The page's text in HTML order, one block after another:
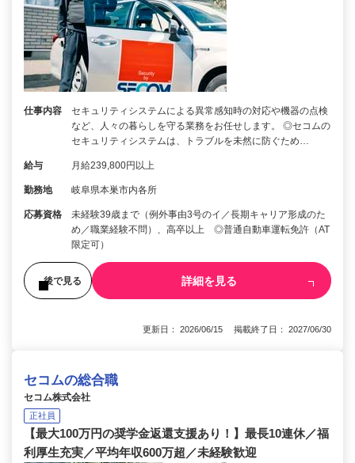
仕事内容
セキュリティシステムによる異常感知時の対応や機器の点検
など、人々の暮らしを守る業務をお任せします。 ◎セコムの
セキュリティシステムは、トラブルを未然に防ぐため…
給与 月給239,800円以上
勤務地 岐阜県本巣市内各所
応募資格
未経験39歳まで（例外事由3号のイ／長期キャリア形成のた
め／職業経験不問）、高卒以上 ◎普通自動車運転免許（AT
限定可）
後で見る 詳細を見る
更新日： 2026/06/15 掲載終了日： 2027/06/30
セコムの総合職
セコム株式会社
正社員
【最大100万円の奨学金返還支援あり！】最長10連休／福
利厚生充実／平均年収600万超／未経験歓迎